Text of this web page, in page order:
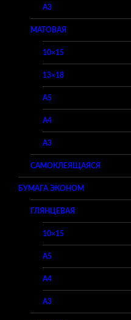
A3
МАТОВАЯ
10×15
13×18
A5
A4
A3
САМОКЛЕЯЩАЯСЯ
БУМАГА ЭКОНОМ
ГЛЯНЦЕВАЯ
10×15
A5
A4
A3